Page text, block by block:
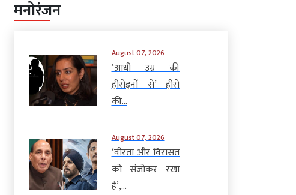
मनोरंजन
August 07, 2026
‘आधी उम्र की
हीरोइनों से’ हीरो
की...
August 07, 2026
‘वीरता और विरासत
को संजोकर रखा
है’,...